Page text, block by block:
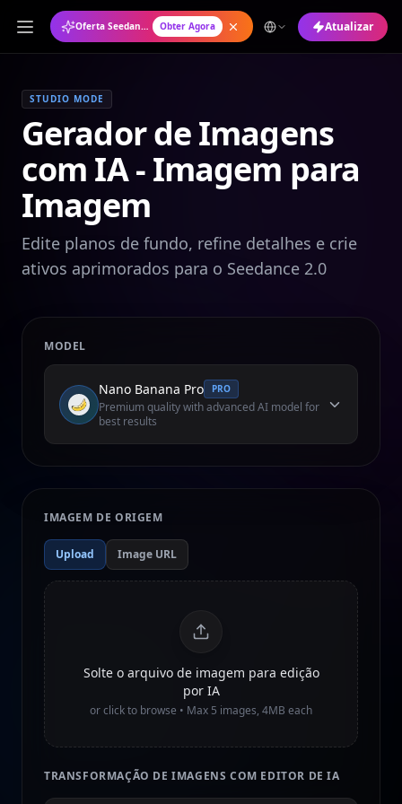
Oferta Seedance 2.0: Plano Anual com 50% de Desconto Obter Agora Atualizar
STUDIO MODE
Gerador de Imagens
com IA - Imagem para
Imagem
Edite planos de fundo, refine detalhes e crie
ativos aprimorados para o Seedance 2.0
MODEL
Nano Banana Pro PRO
Premium quality with advanced AI model for
best results
IMAGEM DE ORIGEM
Upload Image URL
Solte o arquivo de imagem para edição
por IA
or click to browse • Max 5 images, 4MB each
TRANSFORMAÇÃO DE IMAGENS COM EDITOR DE IA